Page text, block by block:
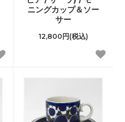
ニングカップ＆ソー
サー
12,800円(税込)